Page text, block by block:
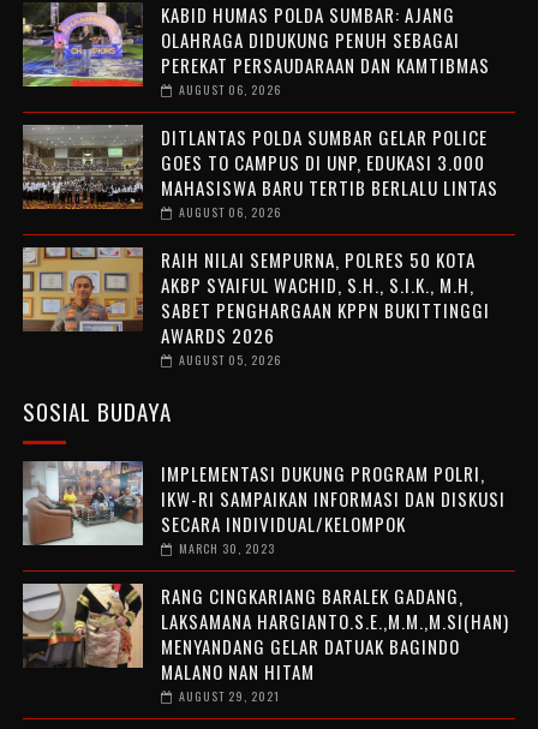
KABID HUMAS POLDA SUMBAR: AJANG
OLAHRAGA DIDUKUNG PENUH SEBAGAI
PEREKAT PERSAUDARAAN DAN KAMTIBMAS
AUGUST 06, 2026
DITLANTAS POLDA SUMBAR GELAR POLICE
GOES TO CAMPUS DI UNP, EDUKASI 3.000
MAHASISWA BARU TERTIB BERLALU LINTAS
AUGUST 06, 2026
RAIH NILAI SEMPURNA, POLRES 50 KOTA
AKBP SYAIFUL WACHID, S.H., S.I.K., M.H,
SABET PENGHARGAAN KPPN BUKITTINGGI
AWARDS 2026
AUGUST 05, 2026
SOSIAL BUDAYA
IMPLEMENTASI DUKUNG PROGRAM POLRI,
IKW-RI SAMPAIKAN INFORMASI DAN DISKUSI
SECARA INDIVIDUAL/KELOMPOK
MARCH 30, 2023
RANG CINGKARIANG BARALEK GADANG,
LAKSAMANA HARGIANTO.S.E.,M.M.,M.SI(HAN)
MENYANDANG GELAR DATUAK BAGINDO
MALANO NAN HITAM
AUGUST 29, 2021